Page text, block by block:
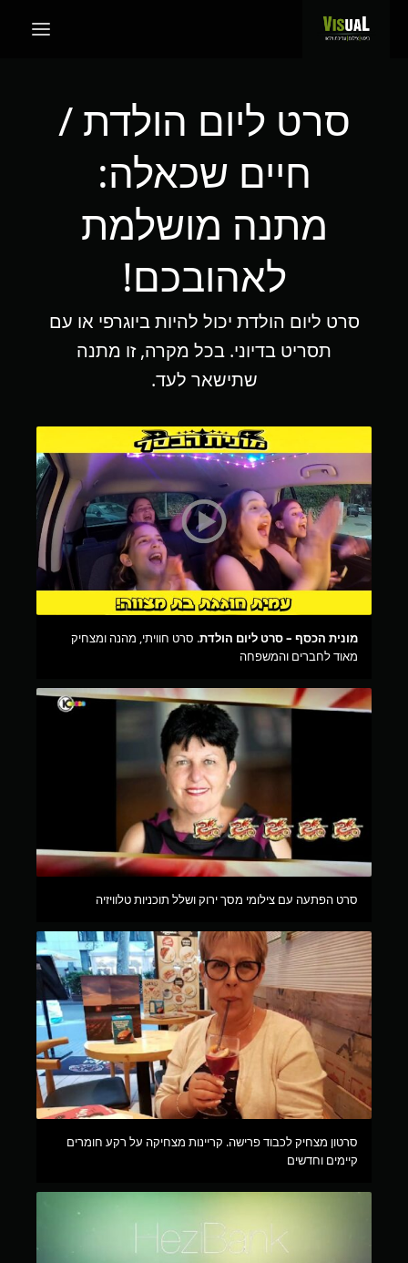
סרט ליום הולדת /
חיים שכאלה:
מתנה מושלמת
לאהובכם!
סרט ליום הולדת יכול להיות ביוגרפי או עם
תסריט בדיוני. בכל מקרה, זו מתנה
שתישאר לעד.
מונית הכסף – סרט ליום הולדת. סרט חוויתי, מהנה ומצחיק
מאוד לחברים והמשפחה
סרט הפתעה עם צילומי מסך ירוק ושלל תוכניות טלוויזיה
סרטון מצחיק לכבוד פרישה. קריינות מצחיקה על רקע חומרים
קיימים וחדשים